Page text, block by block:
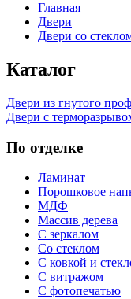
Главная
Двери
Двери со
Каталог
Двери из гнутого
Двери с
По отделке
Ламинат
Порошковое
МДФ
Массив дерева
С зеркалом
Со стеклом
С ковкой и
С витражом
С фотопечатью